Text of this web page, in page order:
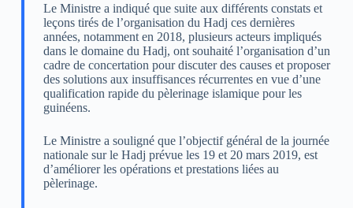
Le Ministre a indiqué que suite aux différents constats et
leçons tirés de l’organisation du Hadj ces dernières
années, notamment en 2018, plusieurs acteurs impliqués
dans le domaine du Hadj, ont souhaité l’organisation d’un
cadre de concertation pour discuter des causes et proposer
des solutions aux insuffisances récurrentes en vue d’une
qualification rapide du pèlerinage islamique pour les
guinéens.
Le Ministre a souligné que l’objectif général de la journée
nationale sur le Hadj prévue les 19 et 20 mars 2019, est
d’améliorer les opérations et prestations liées au
pèlerinage.